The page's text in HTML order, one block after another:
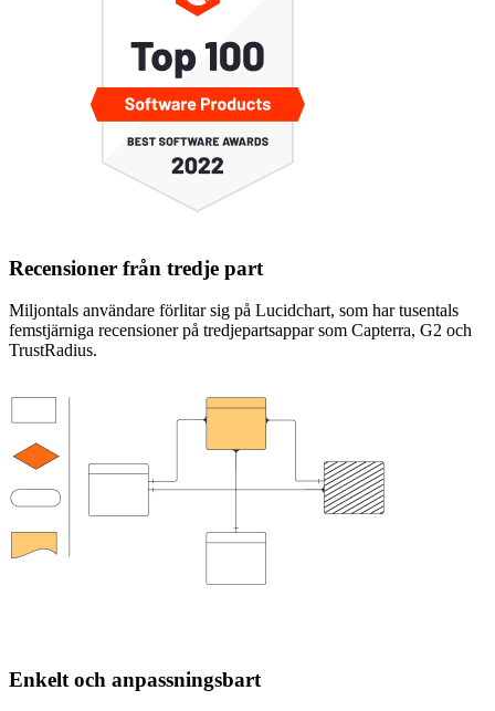
Recensioner från tredje part
Miljontals användare förlitar sig på Lucidchart, som har tusentals
femstjärniga recensioner på tredjepartsappar som Capterra, G2 och
TrustRadius.
Enkelt och anpassningsbart